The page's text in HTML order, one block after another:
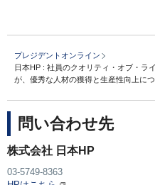
プレジデントオンライン
日本HP : 社員のクオリティ・オブ・ラ
が、優秀な人材の獲得と生産性向上に
問い合わせ先
株式会社 日本HP
03-5749-8363